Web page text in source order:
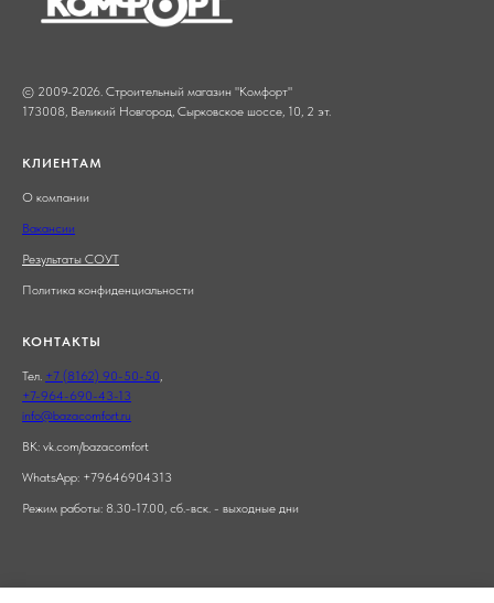
© 2009-2026. Строительный магазин "Комфорт"
173008, Великий Новгород, Сырковское шоссе, 10, 2 эт.
КЛИЕНТАМ
О компании
Вакансии
Результаты СОУТ
Политика конфиденциальности
КОНТАКТЫ
Тел. +7 (8162) 90-50-50,
+7-964-690-43-13
info@bazacomfort.ru
ВК: vk.com/bazacomfort
WhatsApp: +79646904313
Режим работы: 8.30-17.00, сб.-вск. - выходные дни